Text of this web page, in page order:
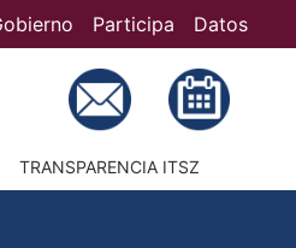
Participa Datos
TRANSPARENCIA ITSZ